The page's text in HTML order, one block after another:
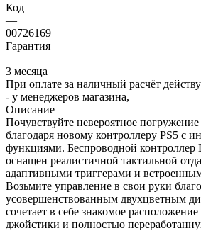
Код
—
00726169
Гарантия
—
3 месяца
При оплате за наличный расчёт
- у менеджеров магазина,
Описание
Почувствуйте невероятное
благодаря новому контроллеру PS5 с
функциями. Беспроводной контроллер
оснащен реалистичной тактильной
адаптивными триггерами и
Возьмите управление в свои руки
усовершенствованным двухцветным
сочетает в себе знакомое
джойстики и полностью